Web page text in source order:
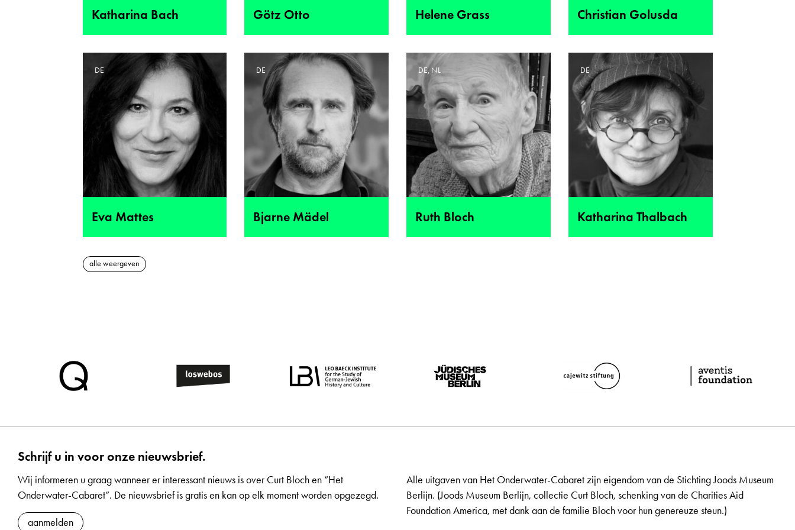
Katharina Bach Götz Otto Helene Grass Christian Golusda
Eva Mattes
DE
Bjarne Mädel
DE
Ruth Bloch
DE, NL
Katharina Thalbach
DE
alle weergeven
Schrijf u in voor onze nieuwsbrief.
Wij informeren u graag wanneer er interessant nieuws is over Curt Bloch en “Het
Onderwater-Cabaret”. De nieuwsbrief is gratis en kan op elk moment worden opgezegd.
aanmelden
Alle uitgaven van Het Onderwater-Cabaret zijn eigendom van de Stichting Joods Museum
Berlijn. (Joods Museum Berlijn, collectie Curt Bloch, schenking van de Charities Aid
Foundation America, met dank aan de familie Bloch voor hun genereuze steun.)